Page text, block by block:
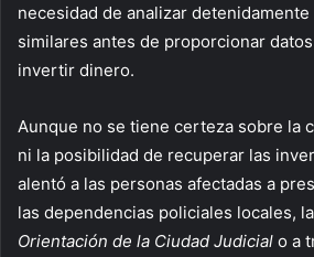
necesidad de analizar detenidamente
similares antes de proporcionar
invertir dinero.
Aunque no se tiene certeza sobre la
ni la posibilidad de recuperar las
alentó a las personas afectadas a
las dependencias policiales locales, la
Orientación de la Ciudad Judicial o a